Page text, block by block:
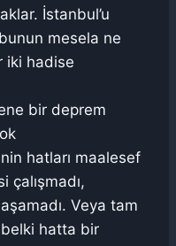
İstanbul’u
mesela ne
iki hadise
bir deprem
hatları maalesef
çalışmadı,
Veya tam
hatta bir